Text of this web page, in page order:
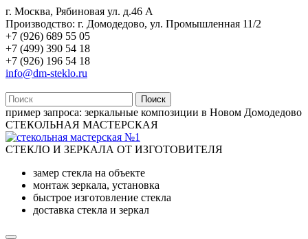
г. Москва, Рябиновая ул. д.46 А
Производство: г. Домодедово, ул. Промышленная 11/2
+7 (926) 689 55 05
+7 (499) 390 54 18
+7 (926) 196 54 18
info@dm-steklo.ru
Поиск
пример запроса: зеркальные композиции в Новом Домодедово
СТЕКОЛЬНАЯ МАСТЕРСКАЯ
СТЕКЛО И ЗЕРКАЛА ОТ ИЗГОТОВИТЕЛЯ
замер стекла на объекте
монтаж зеркала, установка
быстрое изготовление стекла
доставка стекла и зеркал